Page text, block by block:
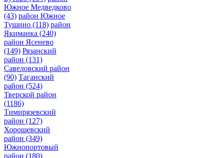
Южное Медведково
(43) район Южное
Тушино (118) район
Якиманка (240)
район Ясенево
(149) Рязанский
район (131)
Савеловский район
(90) Таганский
район (524)
Тверской район
(1186)
Тимирязевский
район (127)
Хорошевский
район (349)
Южнопортовый
район (180)